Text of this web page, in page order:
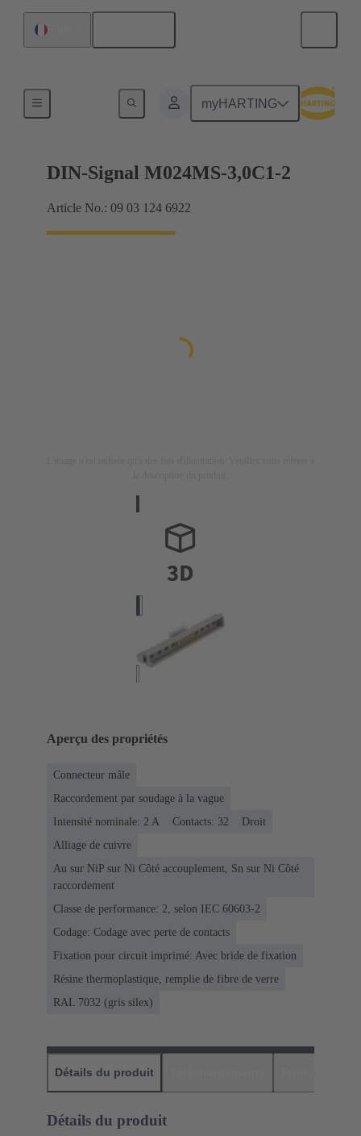
myHARTING
Raccordement carte mère à carte fille
DIN-Signal M024MS-3,0C1-2
Article No.: 09 03 124 6922
Aperçu des propriétés
Connecteur mâle
Raccordement par soudage à la vague
Intensité nominale: ‌2 A
Contacts: 32
Droit
Alliage de cuivre
Au sur NiP sur Ni Côté accouplement, Sn sur Ni Côté
raccordement
Classe de performance: 2, selon IEC 60603-2
Codage: Codage avec perte de contacts
Fixation pour circuit imprimé: Avec bride de fixation
Résine thermoplastique, remplie de fibre de verre
RAL 7032 (gris silex)
Détails du produit
Détails du produit